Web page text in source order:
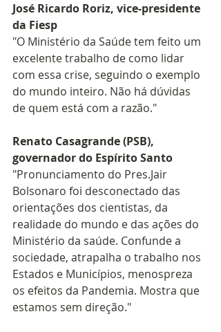
José Ricardo Roriz, vice-presidente
da Fiesp
"O Ministério da Saúde tem feito um
excelente trabalho de como lidar
com essa crise, seguindo o exemplo
do mundo inteiro. Não há dúvidas
de quem está com a razão."
Renato Casagrande (PSB),
governador do Espírito Santo
"Pronunciamento do Pres.Jair
Bolsonaro foi desconectado das
orientações dos cientistas, da
realidade do mundo e das ações do
Ministério da saúde. Confunde a
sociedade, atrapalha o trabalho nos
Estados e Municípios, menospreza
os efeitos da Pandemia. Mostra que
estamos sem direção."